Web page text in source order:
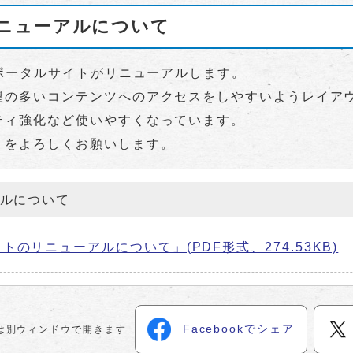
ューアルについて
タルサイトがリニューアルします。
多いコンテンツへのアクセスをしやすいようレイア
強化など使いやすくなっています。
よろしくお願いします。
について
のリニューアルについて」(PDF形式、274.53KB)
別ウィンドウで開きます Facebookでシェア